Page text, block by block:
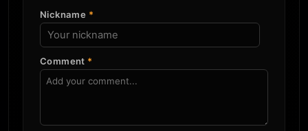
Nickname *
Comment *